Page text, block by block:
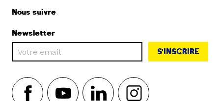
Nous suivre
Newsletter
S'INSCRIRE